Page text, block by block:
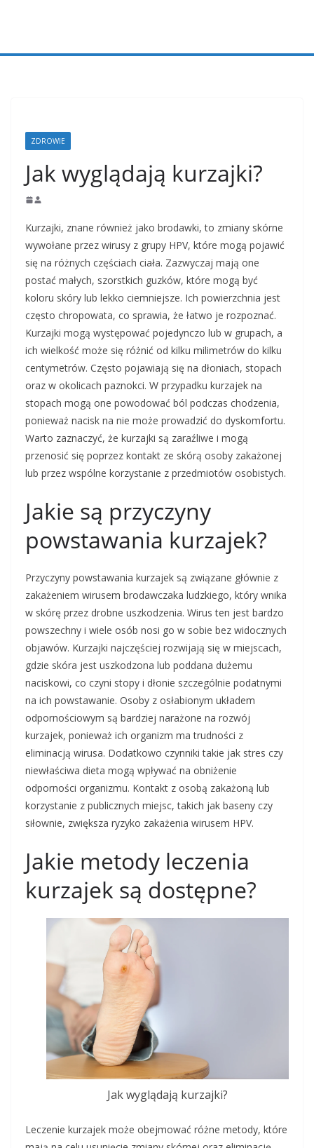
ZDROWIE
Jak wyglądają kurzajki?
Kurzajki, znane również jako brodawki, to zmiany skórne
wywołane przez wirusy z grupy HPV, które mogą pojawić
się na różnych częściach ciała. Zazwyczaj mają one
postać małych, szorstkich guzków, które mogą być
koloru skóry lub lekko ciemniejsze. Ich powierzchnia jest
często chropowata, co sprawia, że łatwo je rozpoznać.
Kurzajki mogą występować pojedynczo lub w grupach, a
ich wielkość może się różnić od kilku milimetrów do kilku
centymetrów. Często pojawiają się na dłoniach, stopach
oraz w okolicach paznokci. W przypadku kurzajek na
stopach mogą one powodować ból podczas chodzenia,
ponieważ nacisk na nie może prowadzić do dyskomfortu.
Warto zaznaczyć, że kurzajki są zaraźliwe i mogą
przenosić się poprzez kontakt ze skórą osoby zakażonej
lub przez wspólne korzystanie z przedmiotów osobistych.
Jakie są przyczyny
powstawania kurzajek?
Przyczyny powstawania kurzajek są związane głównie z
zakażeniem wirusem brodawczaka ludzkiego, który wnika
w skórę przez drobne uszkodzenia. Wirus ten jest bardzo
powszechny i wiele osób nosi go w sobie bez widocznych
objawów. Kurzajki najczęściej rozwijają się w miejscach,
gdzie skóra jest uszkodzona lub poddana dużemu
naciskowi, co czyni stopy i dłonie szczególnie podatnymi
na ich powstawanie. Osoby z osłabionym układem
odpornościowym są bardziej narażone na rozwój
kurzajek, ponieważ ich organizm ma trudności z
eliminacją wirusa. Dodatkowo czynniki takie jak stres czy
niewłaściwa dieta mogą wpływać na obniżenie
odporności organizmu. Kontakt z osobą zakażoną lub
korzystanie z publicznych miejsc, takich jak baseny czy
siłownie, zwiększa ryzyko zakażenia wirusem HPV.
Jakie metody leczenia
kurzajek są dostępne?
Jak wyglądają kurzajki?
Leczenie kurzajek może obejmować różne metody, które